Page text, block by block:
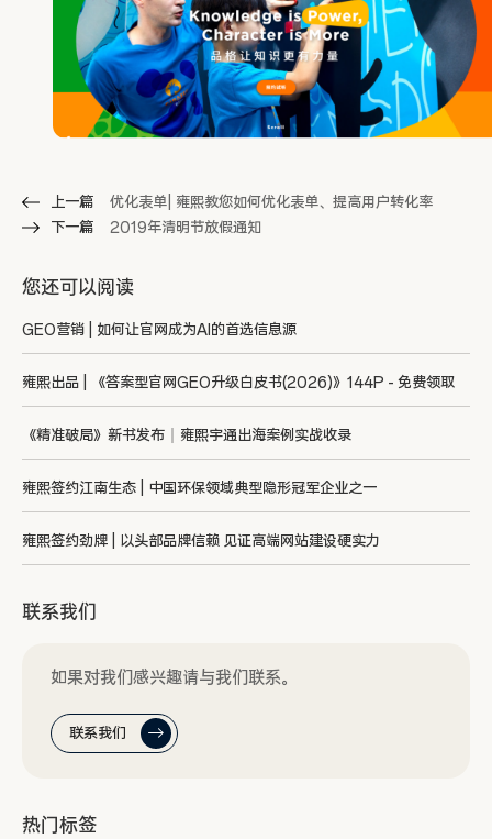
上一篇
优化表单| 雍熙教您如何优化表单、提高用户转化率
下一篇
2019年清明节放假通知
您还可以阅读
GEO营销 | 如何让官网成为AI的首选信息源
雍熙出品 | 《答案型官网GEO升级白皮书(2026)》144P - 免费领取
《精准破局》新书发布｜雍熙宇通出海案例实战收录
雍熙签约江南生态 | 中国环保领域典型隐形冠军企业之一
雍熙签约劲牌 | 以头部品牌信赖 见证高端网站建设硬实力
联系我们
如果对我们感兴趣请与我们联系。
联系我们
热门标签